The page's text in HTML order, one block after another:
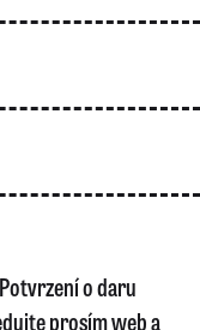
o daru
prosím web a